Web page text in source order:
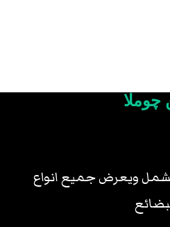
چوملا
ويعرض جميع انواع